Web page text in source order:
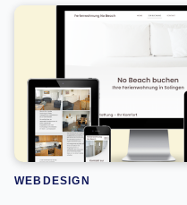
WEBDESIGN